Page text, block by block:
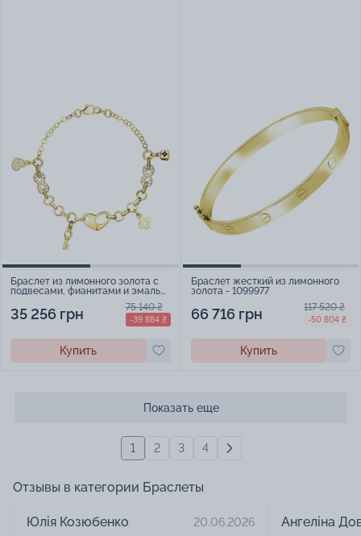
Браслет из лимонного золота с
подвесами, фианитами и эмалью
плетение шопард - 967259
35 256 грн 75 140 ₴
-39 884 ₴
Купить
Браслет жесткий из лимонного
золота - 1099977
66 716 грн 117 520 ₴
-50 804 ₴
Купить
Показать еще
1 2 3 4
Отзывы в категории Браслеты
Юлія Козюбенко 20.06.2026 Ангеліна